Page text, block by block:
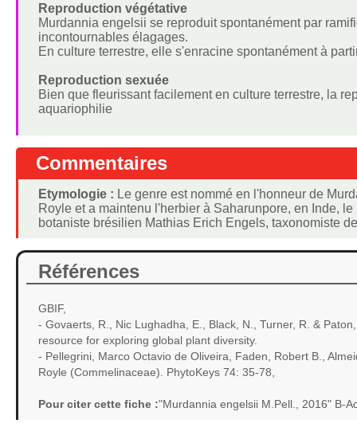
Reproduction végétative
Murdannia engelsii se reproduit spontanément par
incontournables élagages.
En culture terrestre, elle s'enracine spontanément à
Reproduction sexuée
Bien que fleurissant facilement en culture terrestre, la
aquariophilie
Commentaires
Etymologie : Le genre est nommé en l'honneur de
Royle et a maintenu l'herbier à Saharunpore, en Inde,
botaniste brésilien Mathias Erich Engels, taxonomiste
Références
GBIF,
- Govaerts, R., Nic Lughadha, E., Black, N., Turner, R. &
resource for exploring global plant diversity.
- Pellegrini, Marco Octavio de Oliveira, Faden, Robert B.,
Royle (Commelinaceae). PhytoKeys 74: 35-78,
Pour citer cette fiche :"Murdannia engelsii M.Pell., 2016" B-